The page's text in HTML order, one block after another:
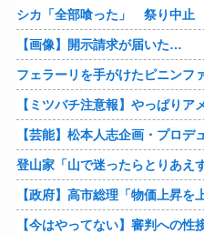
シカ「全部喰った」 祭り中止
【画像】開示請求が届いた…